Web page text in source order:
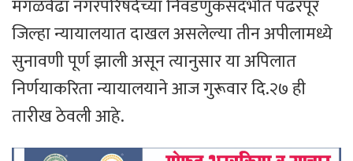
मंगळवेढा नगरपरिषदेच्या निवडणुकसंदर्भात पंढरपूर
जिल्हा न्यायालयात दाखल असलेल्या तीन अपीलामध्ये
सुनावणी पूर्ण झाली असून त्यानुसार या अपिलात
निर्णयाकरिता न्यायालयाने आज गुरूवार दि.२७ ही
तारीख ठेवली आहे.